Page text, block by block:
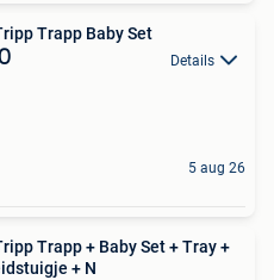
Trapp Baby Set
Details
5 aug 26
Trapp + Baby Set + Tray +
+ N